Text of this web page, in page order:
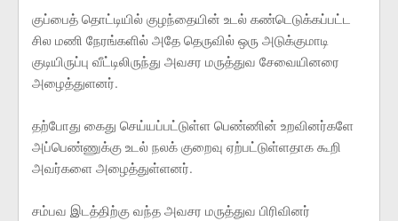
குப்பைத் தொட்டியில் குழந்தையின் உடல் கண்டெடுக்கப்பட்ட
சில மணி நேரங்களில் அதே தெருவில் ஒரு அடுக்குமாடி
குடியிருப்பு வீட்டிலிருந்து அவசர மருத்துவ சேவையினரை
அழைத்துளனர்.
தற்போது கைது செய்யப்பட்டுள்ள பெண்ணின் உறவினர்களே
அப்பெண்ணுக்கு உடல் நலக் குறைவு ஏற்பட்டுள்ளதாக கூறி
அவர்களை அழைத்துள்ளனர்.
சம்பவ இடத்திற்கு வந்த அவசர மருத்துவ பிரிவினர்